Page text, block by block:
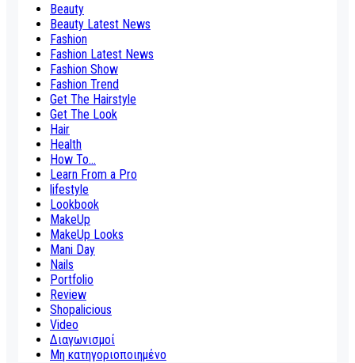
Beauty
Beauty Latest News
Fashion
Fashion Latest News
Fashion Show
Fashion Trend
Get The Hairstyle
Get The Look
Hair
Health
How To...
Learn From a Pro
lifestyle
Lookbook
MakeUp
MakeUp Looks
Mani Day
Nails
Portfolio
Review
Shopalicious
Video
Διαγωνισμοί
Μη κατηγοριοποιημένο